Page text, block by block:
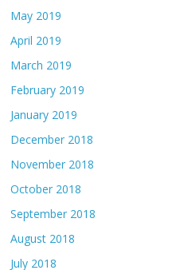
May 2019
April 2019
March 2019
February 2019
January 2019
December 2018
November 2018
October 2018
September 2018
August 2018
July 2018